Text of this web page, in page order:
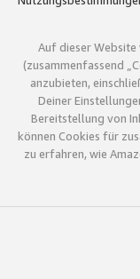
Auf dieser Website
(zusammenfassend
anzubieten,
Deiner
Bereitstellung von
können Cookies für
zu erfahren, wie